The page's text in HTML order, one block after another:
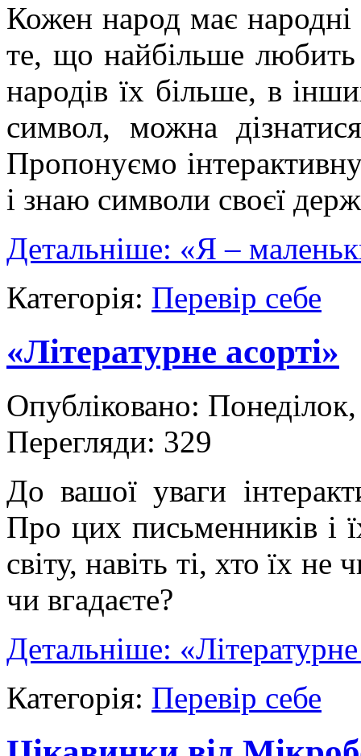
Кожен народ має
те, що найбільше
народів їх більше, в
символ, можна
Пропонуємо
і знаю символи своєї
Детальніше: «Я –
Категорія: Перевір себе
«Літературне асорті»
Опубліковано:
Перегляди: 329
До вашої уваги
Про цих письменників і
світу, навіть ті, хто їх
чи вгадаєте?
Детальніше: «Літературне
Категорія: Перевір себе